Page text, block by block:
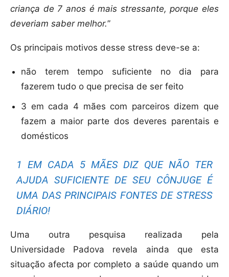
criança de 7 anos é mais stressante, porque eles
deveriam saber melhor.”
Os principais motivos desse stress deve-se a:
não terem tempo suficiente no dia para
fazerem tudo o que precisa de ser feito
3 em cada 4 mães com parceiros dizem que
fazem a maior parte dos deveres parentais e
domésticos
1 EM CADA 5 MÃES DIZ QUE NÃO TER
AJUDA SUFICIENTE DE SEU CÔNJUGE É
UMA DAS PRINCIPAIS FONTES DE STRESS
DIÁRIO!
Uma outra pesquisa realizada pela
Universidade Padova revela ainda que esta
situação afecta por completo a saúde quando um